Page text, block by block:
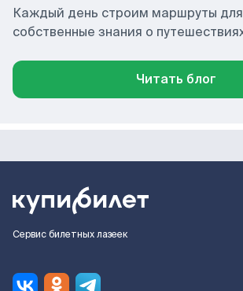
Каждый день строим маршруты для
собственные знания о
Читать блог
Сервис билетных лазеек